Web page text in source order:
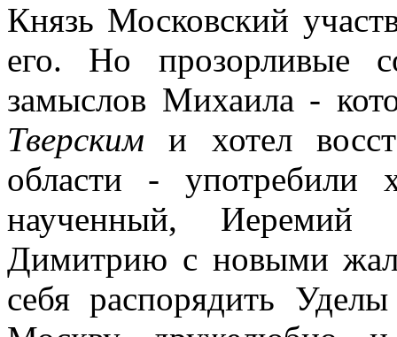
Князь Московский
его. Но прозорливые
замыслов Михаила -
Тверским и хотел
области - употребили
наученный, Иеремий
Димитрию с новыми
себя распорядить